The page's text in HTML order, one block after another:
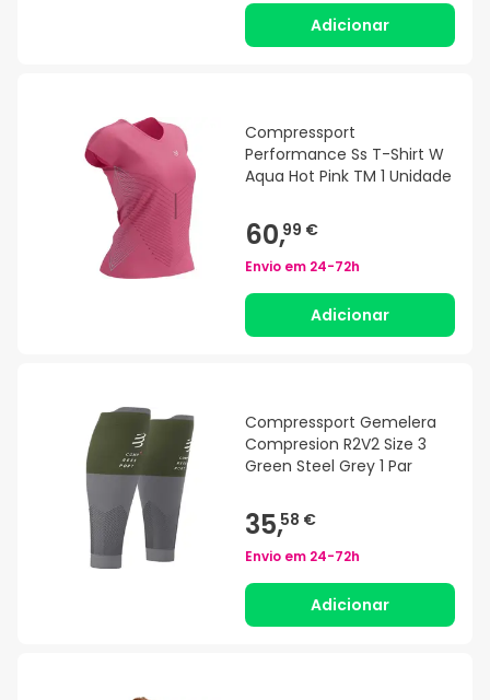
Adicionar
Compressport
Performance Ss T-Shirt W
Aqua Hot Pink TM 1 Unidade
60,99 €
Envio em 24-72h
Adicionar
Compressport Gemelera
Compresion R2V2 Size 3
Green Steel Grey 1 Par
35,58 €
Envio em 24-72h
Adicionar